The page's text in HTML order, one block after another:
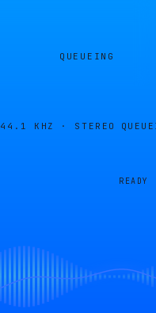
QUEUEING
44.1 KHZ · STEREO
READY